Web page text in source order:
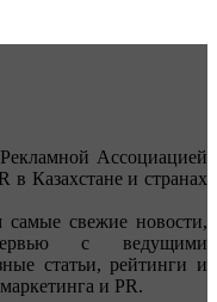
Ассоциацией
в Казахстане и странах
самые свежие новости,
с ведущими
статьи, рейтинги и
и PR.